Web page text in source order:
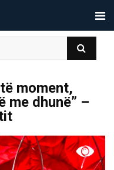
moment,
me dhunë” –